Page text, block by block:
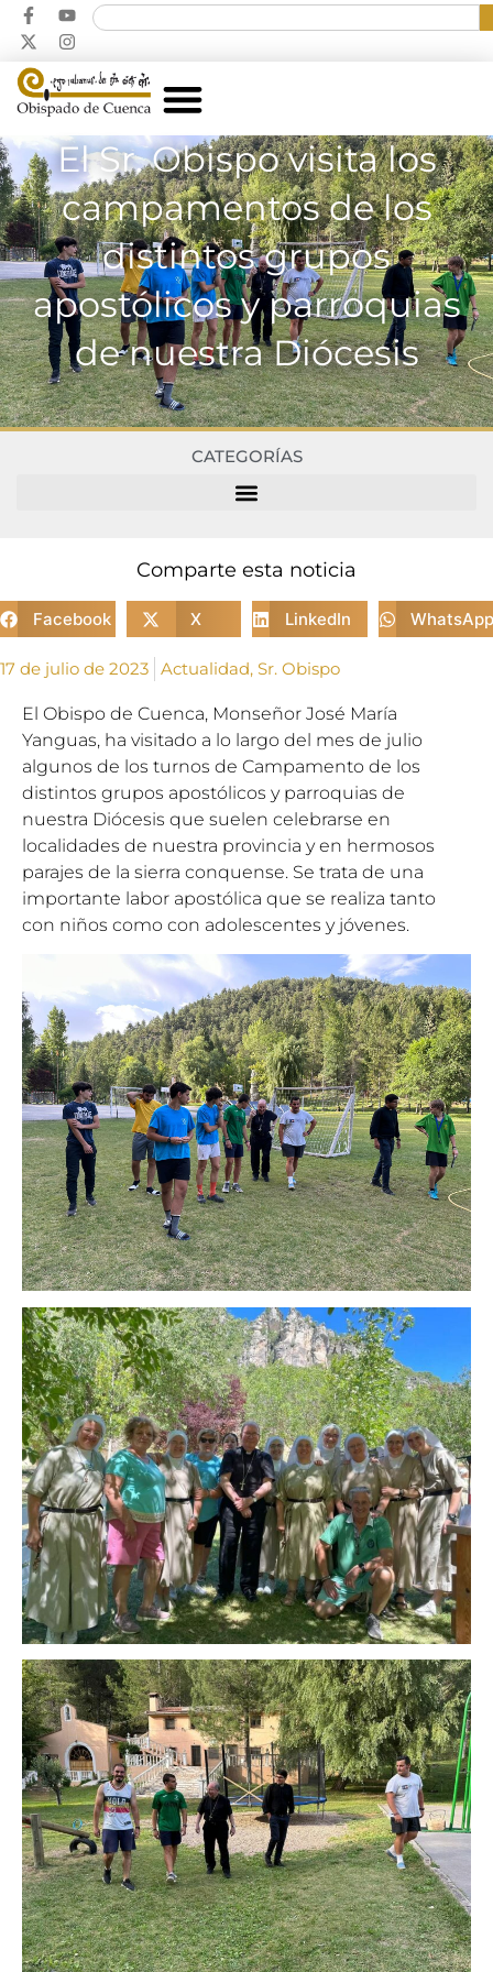
El Sr. Obispo visita los
campamentos de los
distintos grupos
apostólicos y parroquias
de nuestra Diócesis
CATEGORÍAS
Comparte esta noticia
Facebook X LinkedIn WhatsApp
17 de julio de 2023 Actualidad, Sr. Obispo
El Obispo de Cuenca, Monseñor José María
Yanguas, ha visitado a lo largo del mes de julio
algunos de los turnos de Campamento de los
distintos grupos apostólicos y parroquias de
nuestra Diócesis que suelen celebrarse en
localidades de nuestra provincia y en hermosos
parajes de la sierra conquense. Se trata de una
importante labor apostólica que se realiza tanto
con niños como con adolescentes y jóvenes.